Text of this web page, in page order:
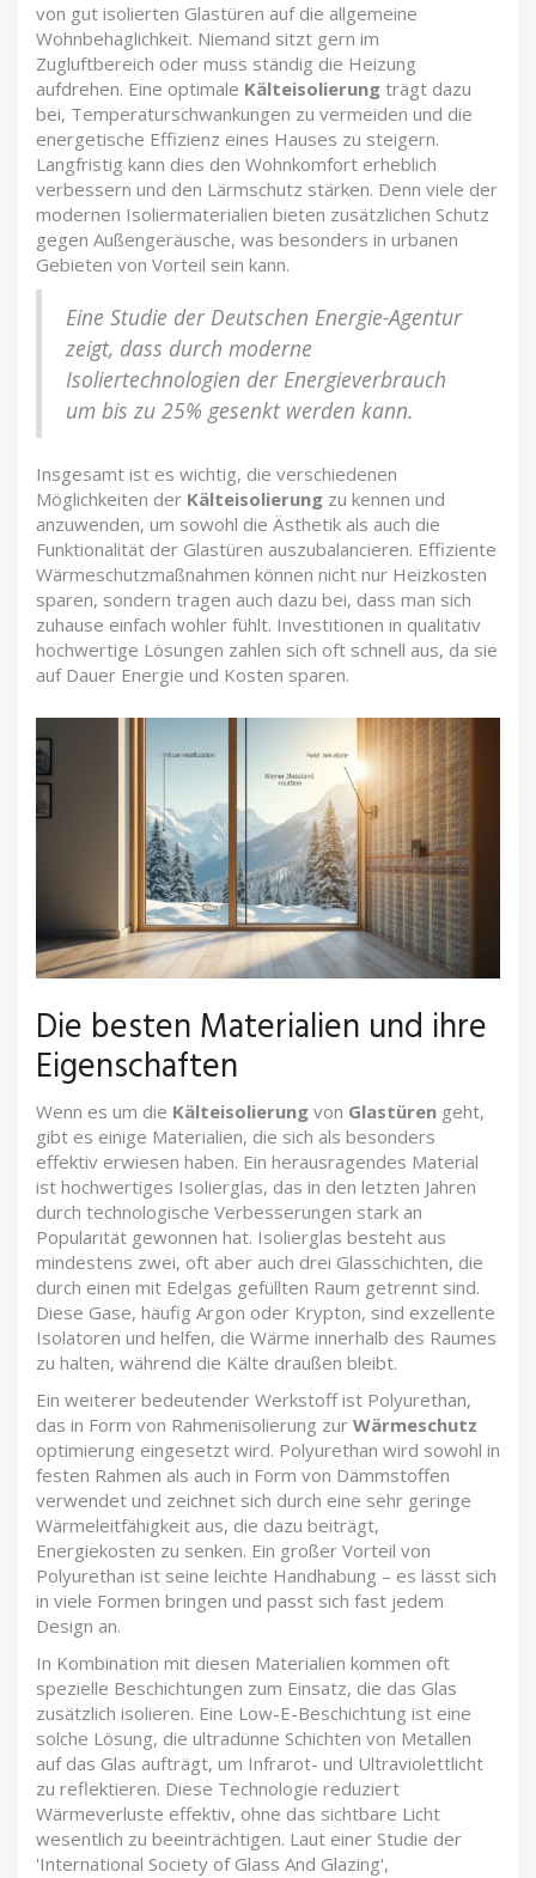
von gut isolierten Glastüren auf die allgemeine
Wohnbehaglichkeit. Niemand sitzt gern im
Zugluftbereich oder muss ständig die Heizung
aufdrehen. Eine optimale Kälteisolierung trägt dazu
bei, Temperaturschwankungen zu vermeiden und die
energetische Effizienz eines Hauses zu steigern.
Langfristig kann dies den Wohnkomfort erheblich
verbessern und den Lärmschutz stärken. Denn viele der
modernen Isoliermaterialien bieten zusätzlichen Schutz
gegen Außengeräusche, was besonders in urbanen
Gebieten von Vorteil sein kann.
Eine Studie der Deutschen Energie-Agentur
zeigt, dass durch moderne
Isoliertechnologien der Energieverbrauch
um bis zu 25% gesenkt werden kann.
Insgesamt ist es wichtig, die verschiedenen
Möglichkeiten der Kälteisolierung zu kennen und
anzuwenden, um sowohl die Ästhetik als auch die
Funktionalität der Glastüren auszubalancieren. Effiziente
Wärmeschutzmaßnahmen können nicht nur Heizkosten
sparen, sondern tragen auch dazu bei, dass man sich
zuhause einfach wohler fühlt. Investitionen in qualitativ
hochwertige Lösungen zahlen sich oft schnell aus, da sie
auf Dauer Energie und Kosten sparen.
Die besten Materialien und ihre
Eigenschaften
Wenn es um die Kälteisolierung von Glastüren geht,
gibt es einige Materialien, die sich als besonders
effektiv erwiesen haben. Ein herausragendes Material
ist hochwertiges Isolierglas, das in den letzten Jahren
durch technologische Verbesserungen stark an
Popularität gewonnen hat. Isolierglas besteht aus
mindestens zwei, oft aber auch drei Glasschichten, die
durch einen mit Edelgas gefüllten Raum getrennt sind.
Diese Gase, häufig Argon oder Krypton, sind exzellente
Isolatoren und helfen, die Wärme innerhalb des Raumes
zu halten, während die Kälte draußen bleibt.
Ein weiterer bedeutender Werkstoff ist Polyurethan,
das in Form von Rahmenisolierung zur Wärmeschutz
optimierung eingesetzt wird. Polyurethan wird sowohl in
festen Rahmen als auch in Form von Dämmstoffen
verwendet und zeichnet sich durch eine sehr geringe
Wärmeleitfähigkeit aus, die dazu beiträgt,
Energiekosten zu senken. Ein großer Vorteil von
Polyurethan ist seine leichte Handhabung – es lässt sich
in viele Formen bringen und passt sich fast jedem
Design an.
In Kombination mit diesen Materialien kommen oft
spezielle Beschichtungen zum Einsatz, die das Glas
zusätzlich isolieren. Eine Low-E-Beschichtung ist eine
solche Lösung, die ultradünne Schichten von Metallen
auf das Glas aufträgt, um Infrarot- und Ultraviolettlicht
zu reflektieren. Diese Technologie reduziert
Wärmeverluste effektiv, ohne das sichtbare Licht
wesentlich zu beeinträchtigen. Laut einer Studie der
'International Society of Glass And Glazing',